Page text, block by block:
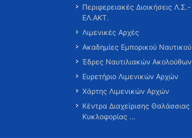
Περιφερειακές Διοικήσεις Λ.Σ.-
ΕΛ.ΑΚΤ.
Λιμενικές Αρχές
Ακαδημίες Εμπορικού Ναυτικού
Έδρες Ναυτιλιακών Ακολούθων
Ευρετήριο Λιμενικών Αρχών
Χάρτης Λιμενικών Αρχών
Κέντρα Διαχείρισης Θαλάσσιας
Κυκλοφορίας …